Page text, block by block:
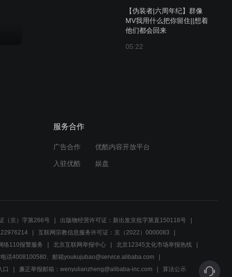
【伪装者|六周年纪】群像
MV我用什么把你留住||想着
他们都会回来
05:22
弟的年夜饭
服务合作
广告合作 优酷内容开放平台
入驻优酷 娱盘
（京）字第266号
出版物经营许可证：新出发京批字第直150118号
互联网宗教信息服务许可证：京（2022）0000083
络110报警服务 北京互联网举报中心
北京12345文化市场举报热线
话4008100580、邮箱youkujubao@service.alibaba.com
口 廉正举报邮箱：wenyulianzheng@alibaba-inc.com 算法公示